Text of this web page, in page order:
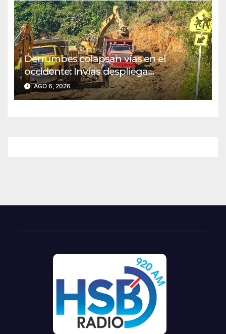
Derrumbes colapsan vías en el
occidente: Invías despliega
maquinaria en emergencia
AGO 6, 2026